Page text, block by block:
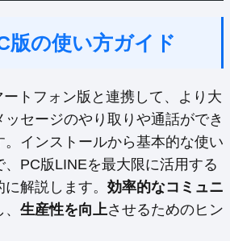
版の使い方ガイド
トフォン版と連携して、より大
セージのやり取りや通話ができ
。インストールから基本的な使い
PC版LINEを最大限に活用する
解説します。 効率的なコミュニ
生産性を向上させるためのヒン